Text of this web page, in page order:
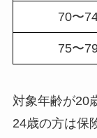
70〜
75〜
対象年齢が20
24歳の方は保